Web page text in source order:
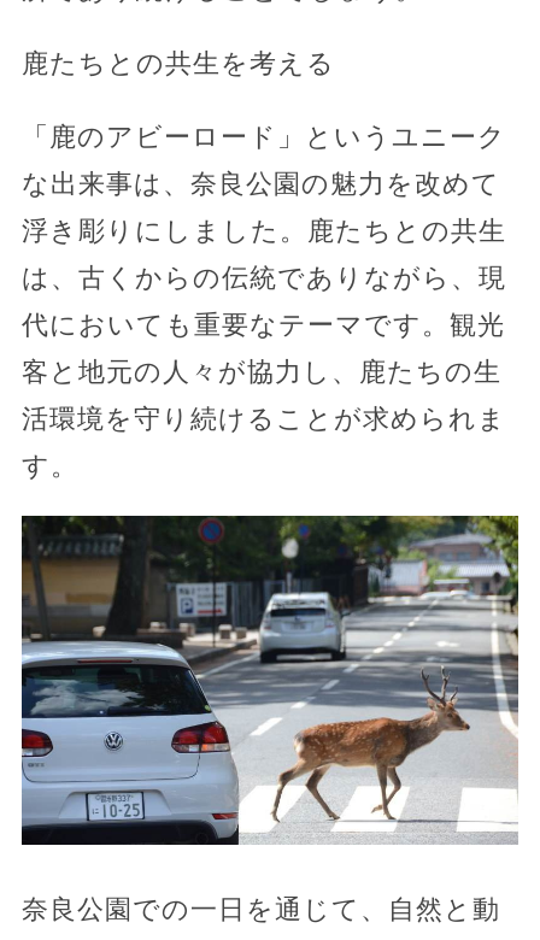
鹿たちとの共生を考える
「鹿のアビーロード」というユニーク
な出来事は、奈良公園の魅力を改めて
浮き彫りにしました。鹿たちとの共生
は、古くからの伝統でありながら、現
代においても重要なテーマです。観光
客と地元の人々が協力し、鹿たちの生
活環境を守り続けることが求められま
す。
奈良公園での一日を通じて、自然と動